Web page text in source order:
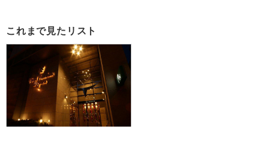
これまで見たリスト